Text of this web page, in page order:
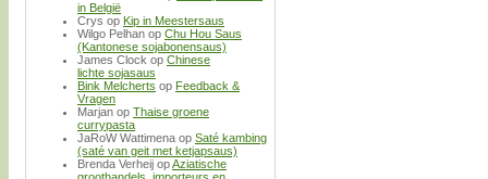
in België
Crys op Kip in Meestersaus
Wilgo Pelhan op Chu Hou Saus
(Kantonese sojabonensaus)
James Clock op Chinese
lichte sojasaus
Bink Melcherts op Feedback &
Vragen
Marjan op Thaise groene
currypasta
JaRoW Wattimena op Saté kambing
(saté van geit met ketjapsaus)
Brenda Verheij opAziatische